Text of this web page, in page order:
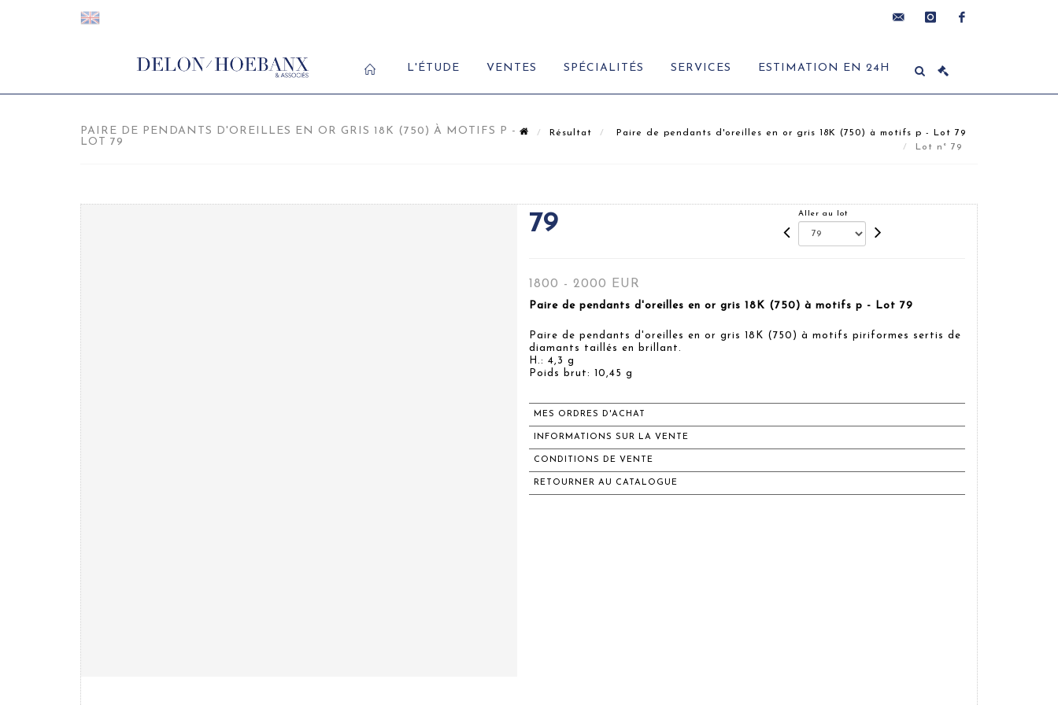
L'ÉTUDE VENTES SPÉCIALITÉS SERVICES ESTIMATION EN 24H
PAIRE DE PENDANTS D'OREILLES EN OR GRIS 18K (750) À MOTIFS P -
LOT 79
Résultat
Paire de pendants d'oreilles en or gris 18K (750) à motifs p - Lot 79
Lot n° 79
79 Aller au lot
1800 - 2000 EUR
Paire de pendants d'oreilles en or gris 18K (750) à motifs p - Lot 79
Paire de pendants d'oreilles en or gris 18K (750) à motifs piriformes sertis de
diamants taillés en brillant.
H.: 4,3 g
Poids brut: 10,45 g
MES ORDRES D'ACHAT
INFORMATIONS SUR LA VENTE
CONDITIONS DE VENTE
RETOURNER AU CATALOGUE